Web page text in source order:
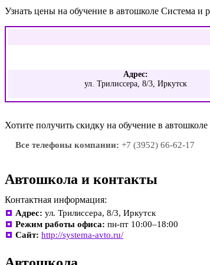
Узнать цены на обучение в автошколе Система
Адрес:
ул. Трилиссера, 8/3, Иркутск
Хотите получить скидку на обучение в
Все телефоны компании: +7 (3952) 66-62-17
Автошкола и контакты
Контактная информация:
Адрес: ул. Трилиссера, 8/3, Иркутск
Режим работы офиса: пн-пт 10:00–18:00
Сайт: http://systema-avto.ru/